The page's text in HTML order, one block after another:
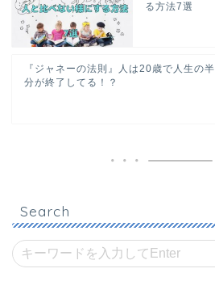
る方法7選
『ジャネーの法則』人は20歳で人生の半
分が終了してる！？
Search